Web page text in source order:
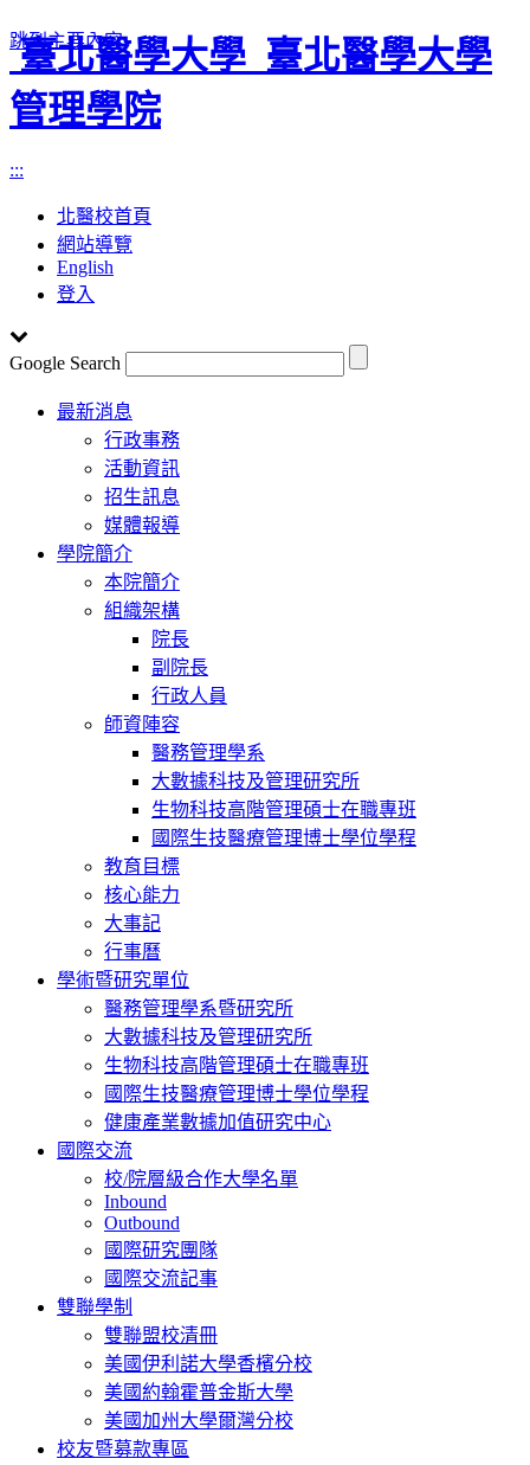
跳到主要內容
臺北醫學大學 臺北醫學大學
管理學院
:::
北醫校首頁
網站導覽
English
登入
Google Search
Toggle
navigation
最新消息
行政事務
活動資訊
招生訊息
媒體報導
學院簡介
本院簡介
組織架構
院長
副院長
行政人員
師資陣容
醫務管理學系
大數據科技及管理研究所
生物科技高階管理碩士在職專班
國際生技醫療管理博士學位學程
教育目標
核心能力
大事記
行事曆
學術暨研究單位
醫務管理學系暨研究所
大數據科技及管理研究所
生物科技高階管理碩士在職專班
國際生技醫療管理博士學位學程
健康產業數據加值研究中心
國際交流
校/院層級合作大學名單
Inbound
Outbound
國際研究團隊
國際交流記事
雙聯學制
雙聯盟校清冊
美國伊利諾大學香檳分校
美國約翰霍普金斯大學
美國加州大學爾灣分校
校友暨募款專區